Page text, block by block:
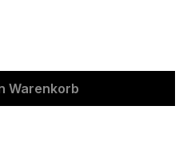
oder benutze die Schaltflächen
Warenkorb